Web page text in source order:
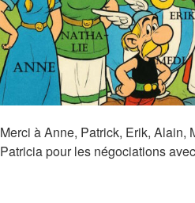
Merci à Anne, Patrick, Erik, Alain,
Patricia pour les négociations